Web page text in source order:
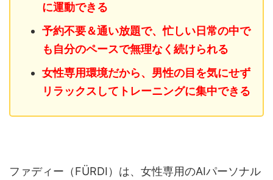
に運動できる
予約不要＆通い放題で、忙しい日常の中で
も自分のペースで無理なく続けられる
女性専用環境だから、男性の目を気にせず
リラックスしてトレーニングに集中できる
ファディー（FÜRDI）は、女性専用のAIパーソナル